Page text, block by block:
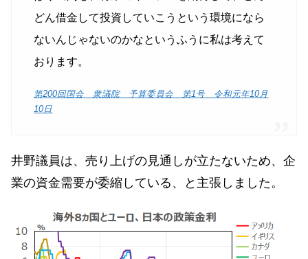
どん借金して投資していこうという環境になら
ないんじゃないのかなというふうに私は考えて
おります。
第200回国会 衆議院 予算委員会 第1号 令和元年10月
10日
井野議員は、売り上げの見通しが立たないため、企
業の資金需要が委縮している、と主張しました。